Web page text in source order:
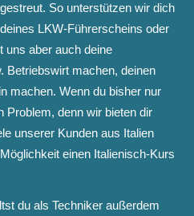
So unterstützen wir dich
LKW-Führerscheins oder
uns aber auch deine
Betriebswirt machen, deinen
machen. Wenn du bisher nur
Problem, denn wir bieten dir
unserer Kunden aus Italien
einen Italienisch-Kurs
du als Techniker außerdem